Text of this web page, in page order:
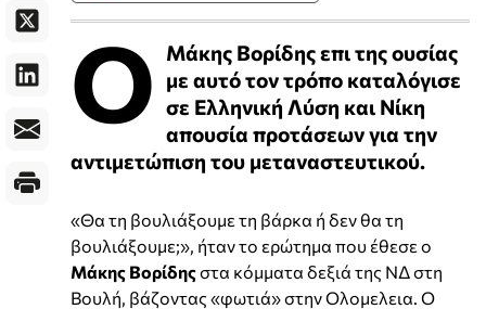
Ο Μάκης Βορίδης επι της ουσίας
με αυτό τον τρόπο καταλόγισε
σε Ελληνική Λύση και Νίκη
απουσία προτάσεων για την
αντιμετώπιση του μεταναστευτικού.
«Θα τη βουλιάξουμε τη βάρκα ή δεν θα τη
βουλιάξουμε;», ήταν το ερώτημα που έθεσε ο
Μάκης Βορίδηςστα κόμματα δεξιά της ΝΔ στη
Βουλή, βάζοντας «φωτιά» στην Ολομελεια. Ο